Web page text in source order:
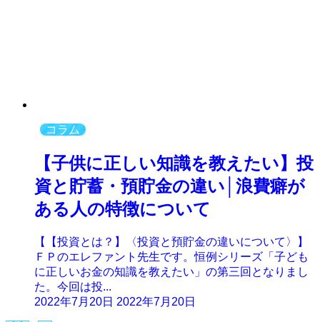
コラム
【子供に正しい知識を教えたい】投
資と貯蓄・預貯金の違い│浪費癖が
ある人の特徴について
【【投資とは？】〈投資と預貯金の違いについて〉】
ＦＰのエレファント先生です。恒例シリーズ「子ども
に正しいお金の知識を教えたい」の第三回となりまし
た。今回は投...
2022年7月20日 2022年7月20日